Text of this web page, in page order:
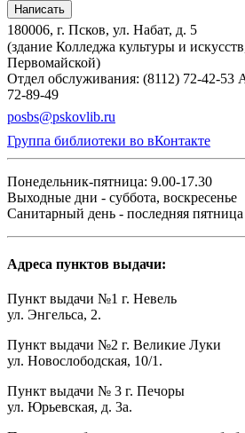
Написать
180006, г. Псков, ул. Набат, д. 5
(здание Колледжа культуры и
Первомайской)
Отдел обслуживания: (8112) 72-42-53
72-89-49
posbs@pskovlib.ru
Группа библиотеки во вКонтакте
Понедельник-пятница: 9.00-17.30
Выходные дни - суббота, воскресенье
Санитарный день - последняя
Адреса пунктов выдачи:
Пункт выдачи №1 г. Невель
ул. Энгельса, 2.
Пункт выдачи №2 г. Великие Луки
ул. Новослободская, 10/1.
Пункт выдачи № 3 г. Печоры
ул. Юрьевская, д. 3а.